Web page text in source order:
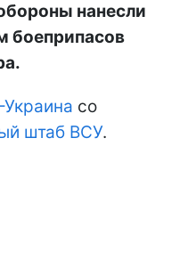
нанесли
боеприпасов
со
штаб ВСУ.